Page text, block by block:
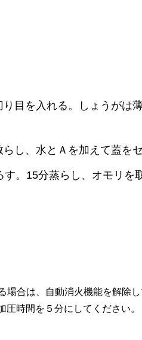
目を入れる。しょうがは
し、水とＡを加えて蓋をセ
。15分蒸らし、オモリを
合は、自動消火機能を解除し
時間を５分にしてください。